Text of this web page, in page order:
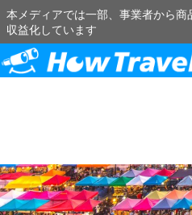
本メディアでは一部、事業者から
収益化しています